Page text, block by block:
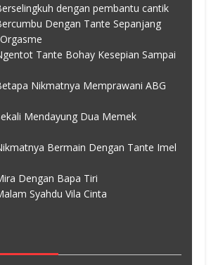
dengan pembantu cantik
Dengan Tante Sepanjang
Tante Bohay Kesepian Sampai
Nikmatnya Memprawani ABG
Mendayung Dua Memek
Bermain Dengan Tante Imel
Dengan Bapa Tiri
Syahdu Vila Cinta